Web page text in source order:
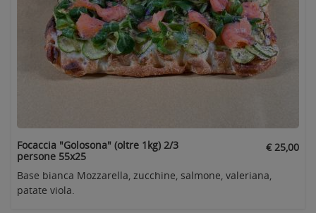
Focaccia "Golosona" (oltre 1kg) 2/3
persone 55x25
€ 25,00
Base bianca Mozzarella, zucchine, salmone, valeriana,
patate viola.